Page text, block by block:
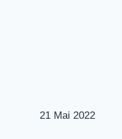
21 Mai 2022